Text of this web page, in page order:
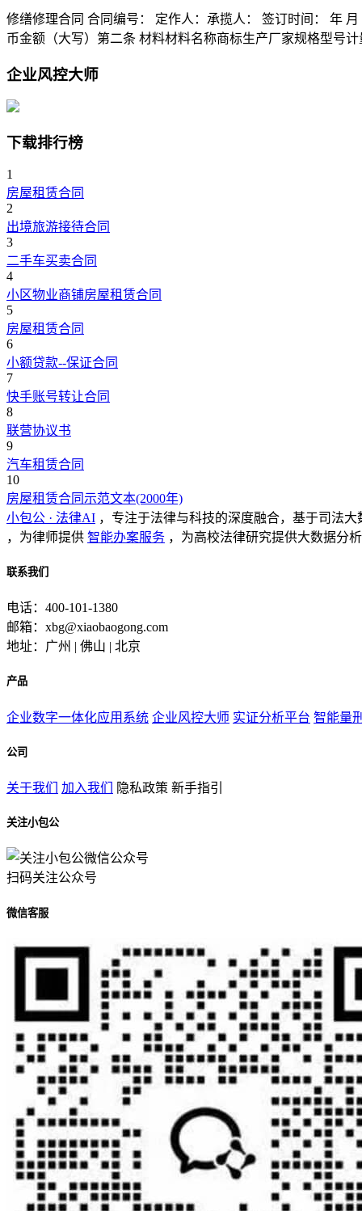
修缮修理合同 合同编号： 定作人：承揽人： 签订时间： 年
币金额（大写）第二条 材料材料名称商标生产厂家规格型号计
企业风控大师
下载排行榜
1
房屋租赁合同
2
出境旅游接待合同
3
二手车买卖合同
4
小区物业商铺房屋租赁合同
5
房屋租赁合同
6
小额贷款--保证合同
7
快手账号转让合同
8
联营协议书
9
汽车租赁合同
10
房屋租赁合同示范文本(2000年)
小包公 · 法律AI ，专注于法律与科技的深度融合，基于司法
，为律师提供 智能办案服务 ，为高校法律研究提供大数据分
联系我们
电话：400-101-1380
邮箱：xbg@xiaobaogong.com
地址：广州 | 佛山 | 北京
产品
企业数字一体化应用系统 企业风控大师 实证分析平台 智能量
公司
关于我们 加入我们 隐私政策 新手指引
关注小包公
扫码关注公众号
微信客服